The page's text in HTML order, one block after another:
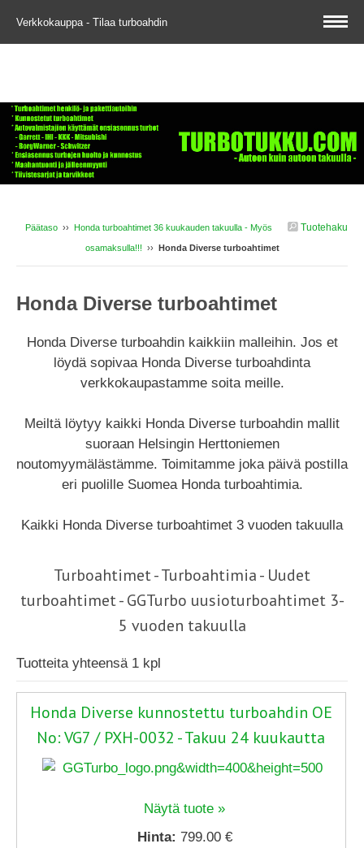
Verkkokauppa - Tilaa turboahdin
Tuotehaku
Päätaso ›› Honda turboahtimet 36 kuukauden takuulla - Myös
osamaksulla!!! ›› Honda Diverse turboahtimet
Honda Diverse turboahtimet
Honda Diverse turboahdin kaikkiin malleihin. Jos et
löydä sopivaa Honda Diverse turboahdinta
verkkokaupastamme soita meille.
Meiltä löytyy kaikki Honda Diverse turboahdin mallit
suoraan Helsingin Herttoniemen
noutomyymälästämme. Toimitamme joka päivä postilla
eri puolille Suomea Honda turboahtimia.
Kaikki Honda Diverse turboahtimet 3 vuoden takuulla
Turboahtimet - Turboahtimia - Uudet
turboahtimet - GGTurbo uusioturboahtimet 3-
5 vuoden takuulla
Tuotteita yhteensä 1 kpl
Honda Diverse kunnostettu turboahdin OE
No: VG7 / PXH-0032 - Takuu 24 kuukautta
Näytä tuote »
Hinta: 799.00 €